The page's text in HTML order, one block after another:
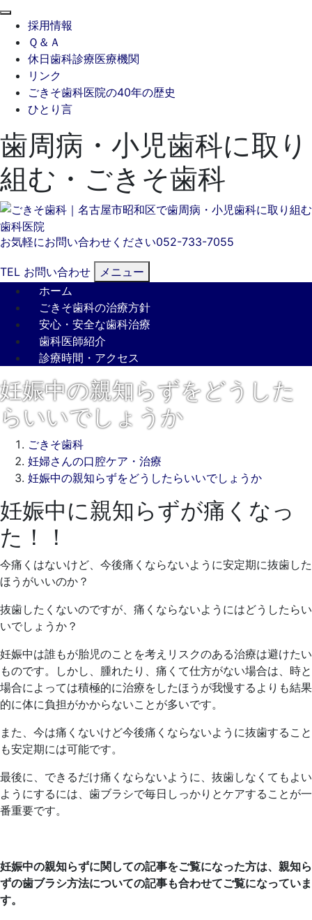
採用情報
Ｑ＆Ａ
休日歯科診療医療機関
リンク
ごきそ歯科医院の40年の歴史
ひとり言
歯周病・小児歯科に取り
組む・ごきそ歯科
お気軽にお問い合わせください052-733-7055
TEL お問い合わせ
メニュー
ホーム
ごきそ歯科の治療方針
安心・安全な歯科治療
歯科医師紹介
診療時間・アクセス
妊娠中の親知らずをどうした
らいいでしょうか
ごきそ歯科
妊婦さんの口腔ケア・治療
妊娠中の親知らずをどうしたらいいでしょうか
2022
年
3
15
日
妊娠中に親知らずが痛くなっ
た！！
今痛くはないけど、今後痛くならないように安定期に抜歯した
ほうがいいのか？
抜歯したくないのですが、痛くならないようにはどうしたらい
いでしょうか？
妊娠中は誰もが胎児のことを考えリスクのある治療は避けたい
ものです。しかし、腫れたり、痛くて仕方がない場合は、時と
場合によっては積極的に治療をしたほうが我慢するよりも結果
的に体に負担がかからないことが多いです。
また、今は痛くないけど今後痛くならないように抜歯すること
も安定期には可能です。
最後に、できるだけ痛くならないように、抜歯しなくてもよい
ようにするには、歯ブラシで毎日しっかりとケアすることが一
番重要です。
妊娠中の親知らずに関しての記事をご覧になった方は、親知ら
ずの歯ブラシ方法についての記事も合わせてご覧になっていま
す。